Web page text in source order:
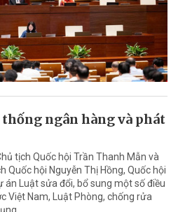
thống ngân hàng và phát
tịch Quốc hội Trần Thanh Mẫn và
Quốc hội Nguyễn Thị Hồng, Quốc hội
Luật sửa đổi, bổ sung một số điều
Việt Nam, Luật Phòng, chống rửa